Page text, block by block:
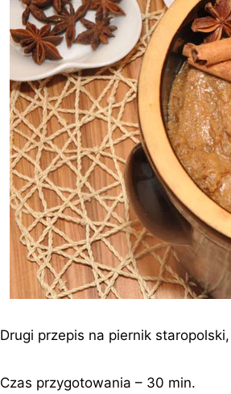
Drugi przepis na piernik
Czas przygotowania – 30 min.